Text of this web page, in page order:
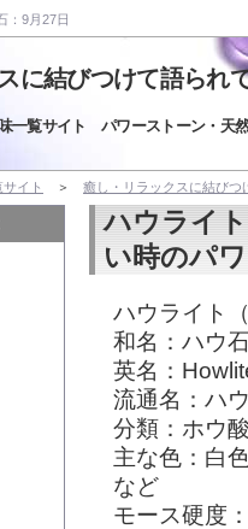
：9月27日
に結びつけて語られ
一覧サイト パワーストーン・天
イト ＞ 癒し・リラックスに結びつ
ハウライ
い時のパ
ハウライト
和名：ハウ
英名：
流通名：ハ
分類：ホウ
主な色：白
など
モース硬度